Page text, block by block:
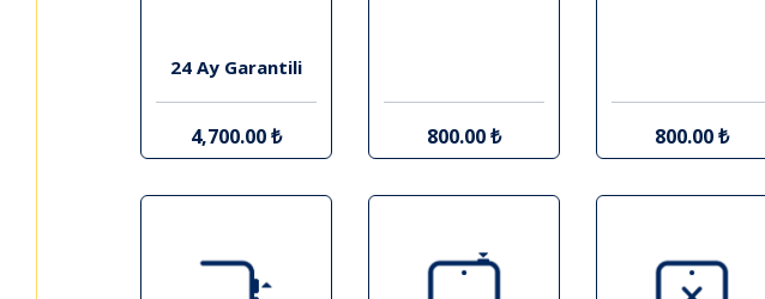
24 Ay Garantili
4,700.00 ₺ 800.00 ₺ 800.00 ₺